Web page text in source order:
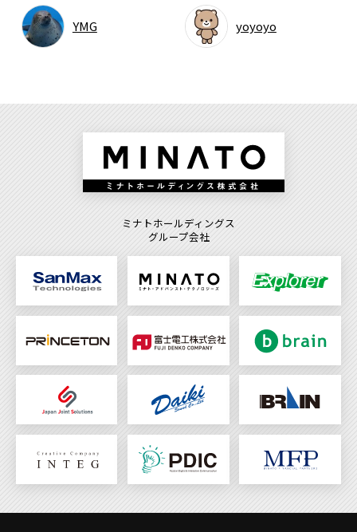
YMG yoyoyo
ミナトホールディングス
グループ会社